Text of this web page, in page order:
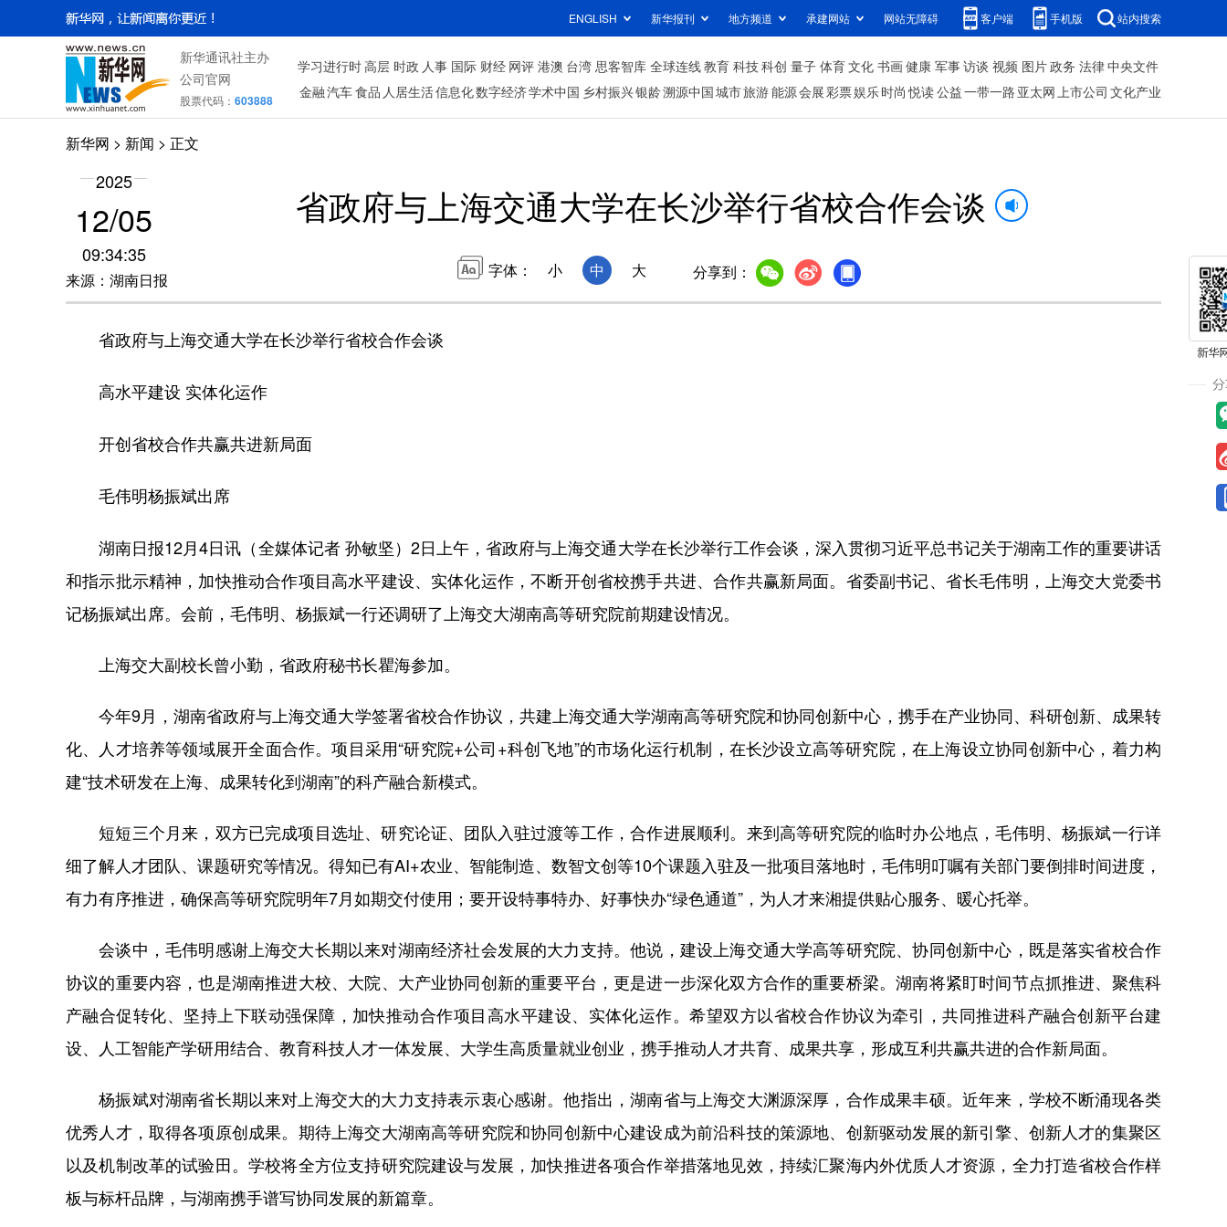
ENGLISH 新华报刊 地方频道 承建网站 网站无障碍 客户端 手机版 站内搜索
新华通讯社主办
公司官网
股票代码： 603888
学习进行时高层 时政 人事 国际 财经 网评 港澳 台湾 思客智库 全球连线教育 科技科创 量子 体育文化 书画健康 军事访谈 视频 图片政务 法律中央文件
金融汽车食品 人居生活信息化数字经济学术中国 乡村振兴银龄溯源中国城市旅游能源会展彩票娱乐时尚 悦读公益一带一路 亚太网上市公司 文化产业
新华网 > 新闻 > 正文
2025
12/05
09:34:35
来源：湖南日报
省政府与上海交通大学在长沙举行省校合作会谈
字体： 小 中 大 分享到：
省政府与上海交通大学在长沙举行省校合作会谈
高水平建设 实体化运作
开创省校合作共赢共进新局面
毛伟明杨振斌出席
湖南日报12月4日讯（全媒体记者 孙敏坚）2日上午，省政府与上海交通大学在长沙举行工作会谈，深入贯彻习近平总书记关于湖南工作的重要讲话
和指示批示精神，加快推动合作项目高水平建设、实体化运作，不断开创省校携手共进、合作共赢新局面。省委副书记、省长毛伟明，上海交大党委书
记杨振斌出席。会前，毛伟明、杨振斌一行还调研了上海交大湖南高等研究院前期建设情况。
上海交大副校长曾小勤，省政府秘书长瞿海参加。
今年9月，湖南省政府与上海交通大学签署省校合作协议，共建上海交通大学湖南高等研究院和协同创新中心，携手在产业协同、科研创新、成果转
化、人才培养等领域展开全面合作。项目采用“研究院+公司+科创飞地”的市场化运行机制，在长沙设立高等研究院，在上海设立协同创新中心，着力构
建“技术研发在上海、成果转化到湖南”的科产融合新模式。
短短三个月来，双方已完成项目选址、研究论证、团队入驻过渡等工作，合作进展顺利。来到高等研究院的临时办公地点，毛伟明、杨振斌一行详
细了解人才团队、课题研究等情况。得知已有AI+农业、智能制造、数智文创等10个课题入驻及一批项目落地时，毛伟明叮嘱有关部门要倒排时间进度，
有力有序推进，确保高等研究院明年7月如期交付使用；要开设特事特办、好事快办“绿色通道”，为人才来湘提供贴心服务、暖心托举。
会谈中，毛伟明感谢上海交大长期以来对湖南经济社会发展的大力支持。他说，建设上海交通大学高等研究院、协同创新中心，既是落实省校合作
协议的重要内容，也是湖南推进大校、大院、大产业协同创新的重要平台，更是进一步深化双方合作的重要桥梁。湖南将紧盯时间节点抓推进、聚焦科
产融合促转化、坚持上下联动强保障，加快推动合作项目高水平建设、实体化运作。希望双方以省校合作协议为牵引，共同推进科产融合创新平台建
设、人工智能产学研用结合、教育科技人才一体发展、大学生高质量就业创业，携手推动人才共育、成果共享，形成互利共赢共进的合作新局面。
杨振斌对湖南省长期以来对上海交大的大力支持表示衷心感谢。他指出，湖南省与上海交大渊源深厚，合作成果丰硕。近年来，学校不断涌现各类
优秀人才，取得各项原创成果。期待上海交大湖南高等研究院和协同创新中心建设成为前沿科技的策源地、创新驱动发展的新引擎、创新人才的集聚区
以及机制改革的试验田。学校将全方位支持研究院建设与发展，加快推进各项合作举措落地见效，持续汇聚海内外优质人才资源，全力打造省校合作样
板与标杆品牌，与湖南携手谱写协同发展的新篇章。